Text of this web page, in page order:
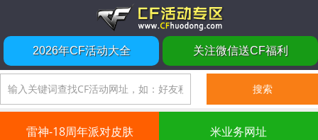
2026年CF活动大全 关注微信送CF福利
雷神-18周年派对皮肤 米业务网址